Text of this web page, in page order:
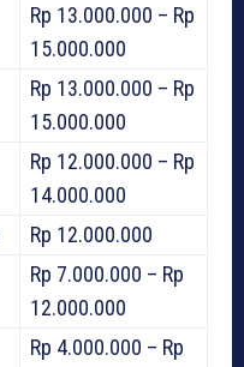
Rp 13.000.000 – Rp
15.000.000
Rp 13.000.000 – Rp
15.000.000
Rp 12.000.000 – Rp
14.000.000
Rp 12.000.000
Rp 7.000.000 – Rp
12.000.000
Rp 4.000.000 – Rp